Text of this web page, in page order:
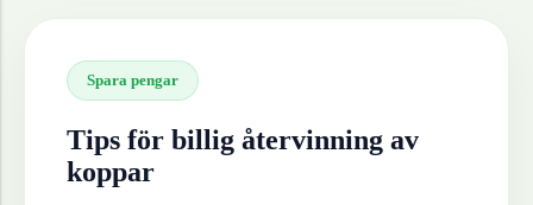
Spara pengar
Tips för billig återvinning av
koppar